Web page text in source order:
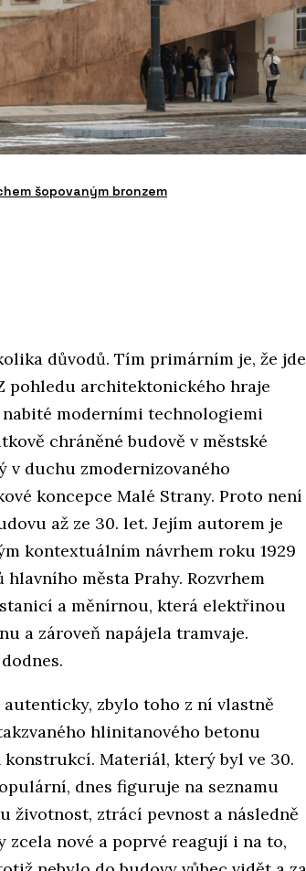
šopovaným bronzem
důvodů. Tím primárním je, že jde
pohledu architektonického hraje
moderními technologiemi
chráněné budově v městské
v duchu zmodernizovaného
koncepce Malé Strany. Proto není
až ze 30. let. Jejím autorem je
kontextuálním návrhem roku 1929
města Prahy. Rozvrhem
a měnírnou, která elektřinou
a zároveň napájela tramvaje.
zbylo toho z ní vlastně
hlinitanového betonu
Materiál, který byl ve 30.
dnes figuruje na seznamu
životnost, ztrácí pevnost a následně
nové a poprvé reagují i na to,